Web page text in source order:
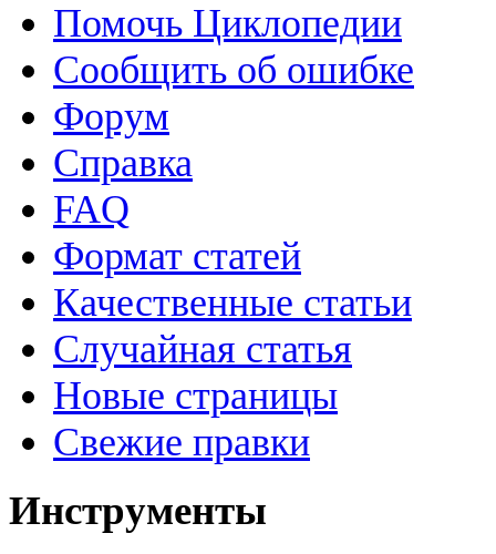
Помочь Циклопедии
Сообщить об ошибке
Форум
Справка
FAQ
Формат статей
Качественные статьи
Случайная статья
Новые страницы
Свежие правки
Инструменты